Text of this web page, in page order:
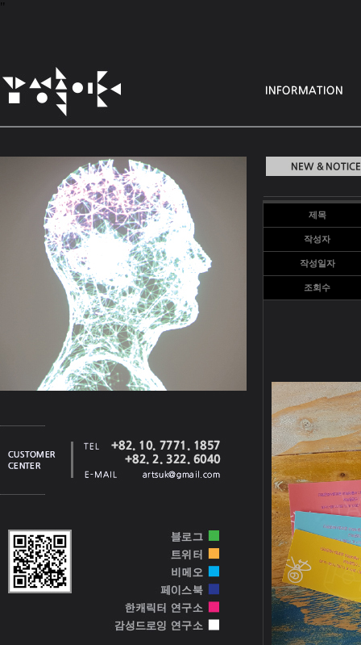
"
제목
작성자
작성일자
조회수